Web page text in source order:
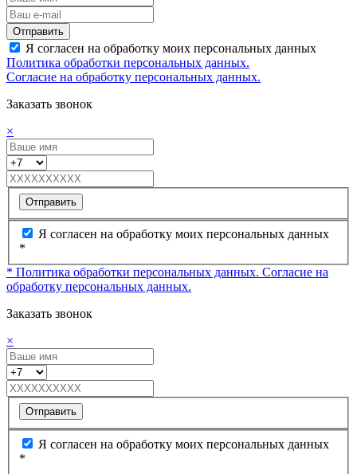
Отправить
Я согласен на обработку моих персональных данных
Политика обработки персональных данных.
Согласие на обработку персональных данных.
Заказать звонок
×
Отправить
Я согласен на обработку моих персональных данных
*
* Политика обработки персональных данных. Согласие на
обработку персональных данных.
Заказать звонок
×
Отправить
Я согласен на обработку моих персональных данных
*